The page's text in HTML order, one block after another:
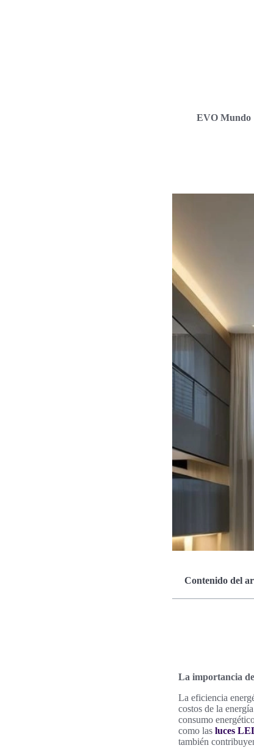
EVO Mundo
Contenido del
La importancia
La eficiencia
costos de la
consumo
como las luces
también